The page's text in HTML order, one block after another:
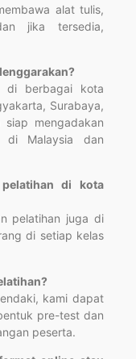
alat tulis,
jika tersedia,
di berbagai kota
Surabaya,
mengadakan
di Malaysia dan
pelatihan di kota
pelatihan juga di
di setiap kelas
kami dapat
pre-test dan
peserta.